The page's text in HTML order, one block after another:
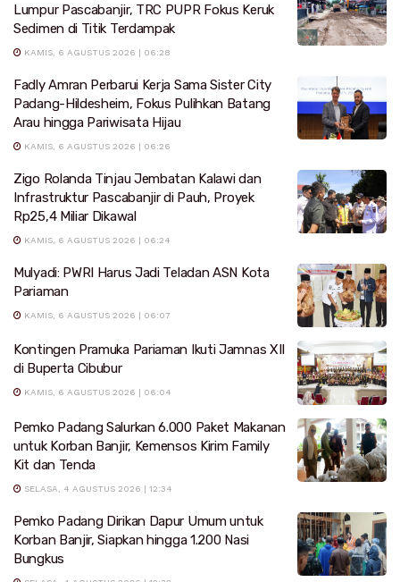
Lumpur Pascabanjir, TRC PUPR Fokus Keruk
Sedimen di Titik Terdampak
KAMIS, 6 AGUSTUS 2026 | 06:28
Fadly Amran Perbarui Kerja Sama Sister City
Padang-Hildesheim, Fokus Pulihkan Batang
Arau hingga Pariwisata Hijau
KAMIS, 6 AGUSTUS 2026 | 06:26
Zigo Rolanda Tinjau Jembatan Kalawi dan
Infrastruktur Pascabanjir di Pauh, Proyek
Rp25,4 Miliar Dikawal
KAMIS, 6 AGUSTUS 2026 | 06:24
Mulyadi: PWRI Harus Jadi Teladan ASN Kota
Pariaman
KAMIS, 6 AGUSTUS 2026 | 06:07
Kontingen Pramuka Pariaman Ikuti Jamnas XII
di Buperta Cibubur
KAMIS, 6 AGUSTUS 2026 | 06:04
Pemko Padang Salurkan 6.000 Paket Makanan
untuk Korban Banjir, Kemensos Kirim Family
Kit dan Tenda
SELASA, 4 AGUSTUS 2026 | 12:34
Pemko Padang Dirikan Dapur Umum untuk
Korban Banjir, Siapkan hingga 1.200 Nasi
Bungkus